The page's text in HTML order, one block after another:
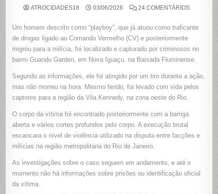
ATROCIDADES18 03/06/2026 24 COMENTÁRIOSEM
DO
CV
LEVADO
PARA
KENNEDY
E
Um homem descrito como “playboy”, que já atuou como traficante
de drogas ligado ao Comando Vermelho (CV) e posteriormente
migrou para a milícia, foi localizado e capturado por criminosos no
bairro Guandu Garden, em Nova Iguaçu, na Baixada Fluminense.
Segundo as informações, ele foi atingido por um tiro durante a ação,
mas não morreu na hora. Mesmo ferido, foi levado com vida pelos
captores para a região da Vila Kennedy, na zona oeste do Rio.
O corpo da vítima foi encontrado posteriormente com a barriga
aberta e vários cortes profundos pelo corpo. A execução brutal
escancara o nível de violência utilizado na disputa entre facções e
milícias na região metropolitana do Rio de Janeiro.
As investigações sobre o caso seguem em andamento, e até o
momento não há informações sobre prisões ou identificação oficial
da vítima.